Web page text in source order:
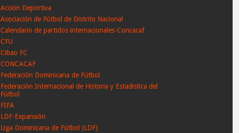
Acción Deportiva
Asociación de Fútbol de Distrito Nacional
Calendario de partidos internacionales-Concacaf
CFU
Cibao FC
CONCACAF
Federación Dominicana de Fútbol
Federación Internacional de Historia y Estadistica del
Fútbol
FIFA
LDF-Expansión
Liga Dominicana de Fútbol (LDF)